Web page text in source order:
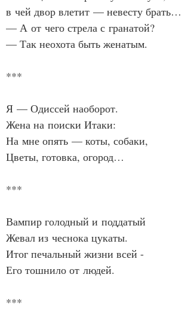
в чей двор влетит — невесту брать…
— А от чего стрела с гранатой?
— Так неохота быть женатым.
***
Я — Одиссей наоборот.
Жена на поиски Итаки:
На мне опять — коты, собаки,
Цветы, готовка, огород…
***
Вампир голодный и поддатый
Жевал из чеснока цукаты.
Итог печальный жизни всей -
Его тошнило от людей.
***